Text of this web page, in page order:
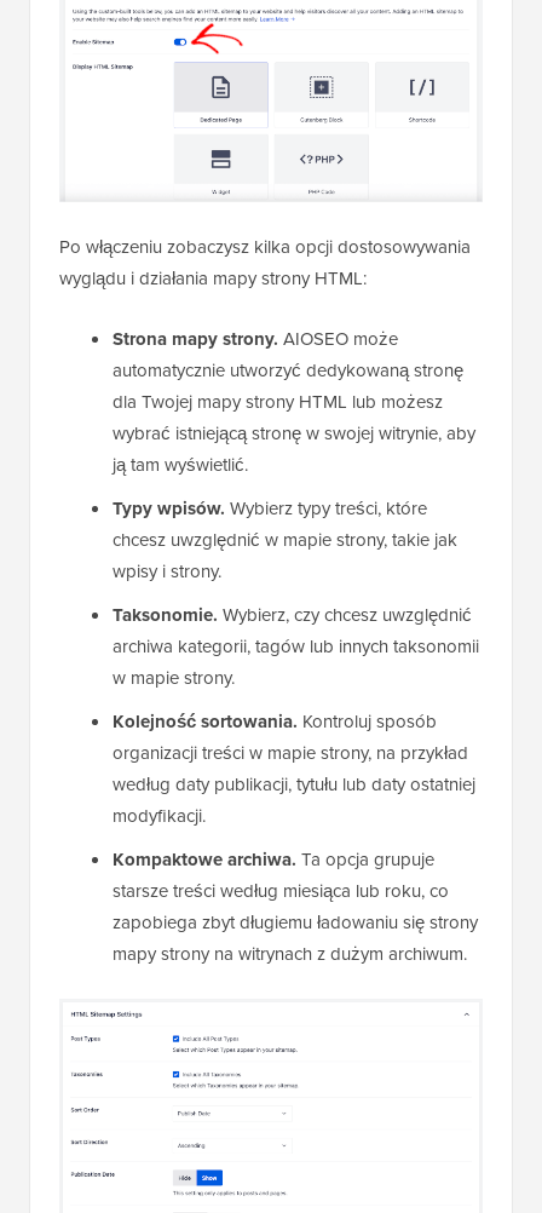
Po włączeniu zobaczysz kilka opcji dostosowywania
wyglądu i działania mapy strony HTML:
Strona mapy strony. AIOSEO może
automatycznie utworzyć dedykowaną stronę
dla Twojej mapy strony HTML lub możesz
wybrać istniejącą stronę w swojej witrynie, aby
ją tam wyświetlić.
Typy wpisów. Wybierz typy treści, które
chcesz uwzględnić w mapie strony, takie jak
wpisy i strony.
Taksonomie. Wybierz, czy chcesz uwzględnić
archiwa kategorii, tagów lub innych taksonomii
w mapie strony.
Kolejność sortowania. Kontroluj sposób
organizacji treści w mapie strony, na przykład
według daty publikacji, tytułu lub daty ostatniej
modyfikacji.
Kompaktowe archiwa. Ta opcja grupuje
starsze treści według miesiąca lub roku, co
zapobiega zbyt długiemu ładowaniu się strony
mapy strony na witrynach z dużym archiwum.